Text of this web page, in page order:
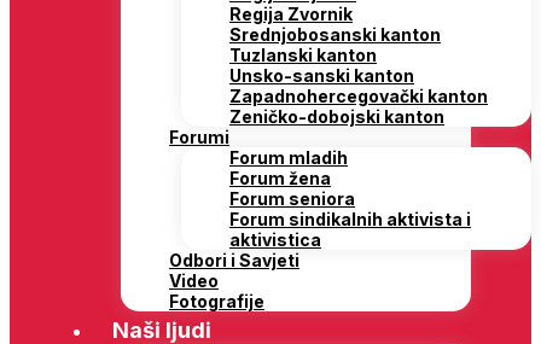
Regija Zvornik
Srednjobosanski kanton
Tuzlanski kanton
Unsko-sanski kanton
Zapadnohercegovački kanton
Zeničko-dobojski kanton
Forumi
Forum mladih
Forum žena
Forum seniora
Forum sindikalnih aktivista i
aktivistica
Odbori i Savjeti
Video
Fotografije
Naši ljudi